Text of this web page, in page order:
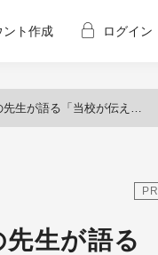
ント作成 ログイン
「当校が伝える3つの教訓」
PR
生が語る